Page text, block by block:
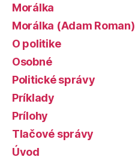
Morálka
Morálka (Adam Roman)
O politike
Osobné
Politické správy
Príklady
Prílohy
Tlačové správy
Úvod